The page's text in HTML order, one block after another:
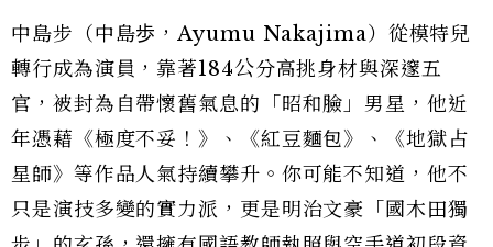
中島步（中島歩，Ayumu Nakajima）從模特兒
轉行成為演員，靠著184公分高挑身材與深邃五
官，被封為自帶懷舊氣息的「昭和臉」男星，他近
年憑藉《極度不妥！》、《紅豆麵包》、《地獄占
星師》等作品人氣持續攀升。你可能不知道，他不
只是演技多變的實力派，更是明治文豪「國木田獨